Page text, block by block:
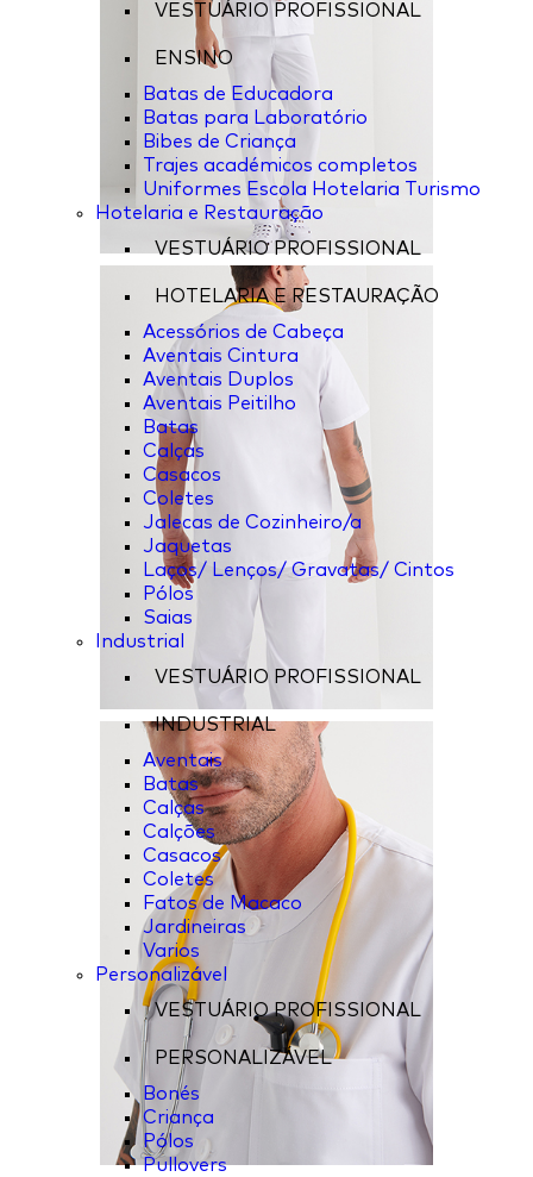
VESTUÁRIO PROFISSIONAL
ENSINO
Batas de Educadora
Batas para Laboratório
Bibes de Criança
Trajes académicos completos
Uniformes Escola Hotelaria Turismo
Hotelaria e Restauração
VESTUÁRIO PROFISSIONAL
HOTELARIA E RESTAURAÇÃO
Acessórios de Cabeça
Aventais Cintura
Aventais Duplos
Aventais Peitilho
Batas
Calças
Casacos
Coletes
Jalecas de Cozinheiro/a
Jaquetas
Laços/ Lenços/ Gravatas/ Cintos
Pólos
Saias
Industrial
VESTUÁRIO PROFISSIONAL
INDUSTRIAL
Aventais
Batas
Calças
Calções
Casacos
Coletes
Fatos de Macaco
Jardineiras
Varios
Personalizável
VESTUÁRIO PROFISSIONAL
PERSONALIZÁVEL
Bonés
Criança
Pólos
Pullovers